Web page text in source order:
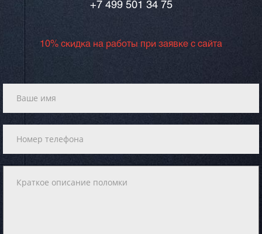
+7 499 501 34 75
10% скидка на работы при заявке с сайта